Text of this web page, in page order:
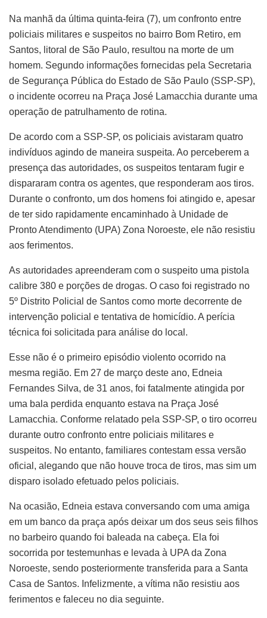
Na manhã da última quinta-feira (7), um confronto entre
policiais militares e suspeitos no bairro Bom Retiro, em
Santos, litoral de São Paulo, resultou na morte de um
homem. Segundo informações fornecidas pela Secretaria
de Segurança Pública do Estado de São Paulo (SSP-SP),
o incidente ocorreu na Praça José Lamacchia durante uma
operação de patrulhamento de rotina.
De acordo com a SSP-SP, os policiais avistaram quatro
indivíduos agindo de maneira suspeita. Ao perceberem a
presença das autoridades, os suspeitos tentaram fugir e
dispararam contra os agentes, que responderam aos tiros.
Durante o confronto, um dos homens foi atingido e, apesar
de ter sido rapidamente encaminhado à Unidade de
Pronto Atendimento (UPA) Zona Noroeste, ele não resistiu
aos ferimentos.
As autoridades apreenderam com o suspeito uma pistola
calibre 380 e porções de drogas. O caso foi registrado no
5º Distrito Policial de Santos como morte decorrente de
intervenção policial e tentativa de homicídio. A perícia
técnica foi solicitada para análise do local.
Esse não é o primeiro episódio violento ocorrido na
mesma região. Em 27 de março deste ano, Edneia
Fernandes Silva, de 31 anos, foi fatalmente atingida por
uma bala perdida enquanto estava na Praça José
Lamacchia. Conforme relatado pela SSP-SP, o tiro ocorreu
durante outro confronto entre policiais militares e
suspeitos. No entanto, familiares contestam essa versão
oficial, alegando que não houve troca de tiros, mas sim um
disparo isolado efetuado pelos policiais.
Na ocasião, Edneia estava conversando com uma amiga
em um banco da praça após deixar um dos seus seis filhos
no barbeiro quando foi baleada na cabeça. Ela foi
socorrida por testemunhas e levada à UPA da Zona
Noroeste, sendo posteriormente transferida para a Santa
Casa de Santos. Infelizmente, a vítima não resistiu aos
ferimentos e faleceu no dia seguinte.